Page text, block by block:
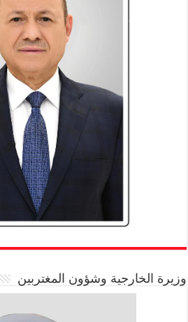
وزيرة الخارجية وشؤون المغتربين